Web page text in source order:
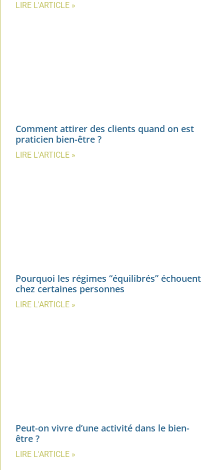
LIRE L'ARTICLE »
Comment attirer des clients quand on est
praticien bien-être ?
LIRE L'ARTICLE »
Pourquoi les régimes “équilibrés” échouent
chez certaines personnes
LIRE L'ARTICLE »
Peut-on vivre d’une activité dans le bien-
être ?
LIRE L'ARTICLE »